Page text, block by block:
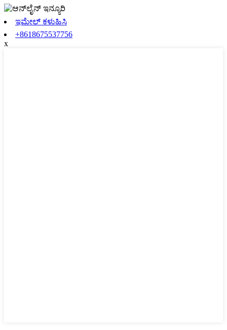
ಇಮೇಲ್ ಕಳುಹಿಸಿ
+8618675537756
x